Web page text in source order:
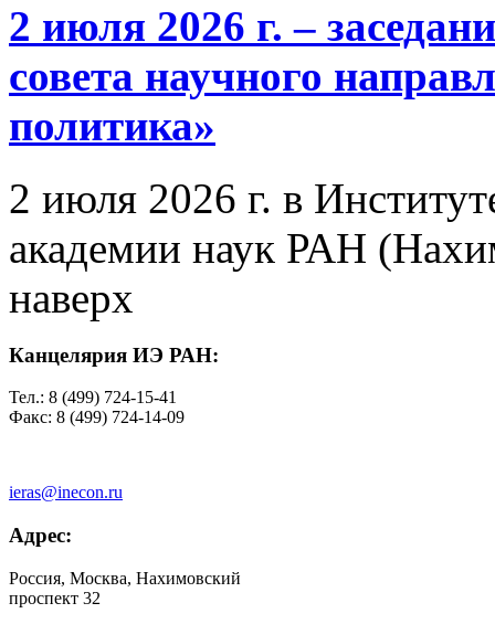
2 июля 2026 г. –
совета научного
политика»
2 июля 2026 г. в
академии наук РАН
наверх
Канцелярия ИЭ РАН:
Тел.: 8 (499) 724-15-41
Факс: 8 (499) 724-14-09
ieras@inecon.ru
Адрес:
Россия, Москва, Нахимовский
проспект 32